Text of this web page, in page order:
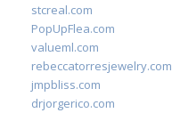
stcreal.com
PopUpFlea.com
valueml.com
rebeccatorresjewelry.com
jmpbliss.com
drjorgerico.com